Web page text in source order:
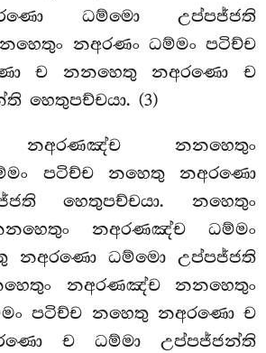
ධම්මො උප්පජ්ජති
නඅරණං ධම්මං පටිච්ච
ච නනහෙතු නඅරණො ච
හෙතුපච්චයා. (3)
නඅරණඤ්ච නනහෙතුං
පටිච්ච නහෙතු නඅරණො
හෙතුපච්චයා. නහෙතුං
නඅරණඤ්ච ධම්මං
නඅරණො ධම්මො උප්පජ්ජති
නඅරණඤ්ච නනහෙතුං
පටිච්ච නහෙතු නඅරණො ච
ච ධම්මා උප්පජ්ජන්ති